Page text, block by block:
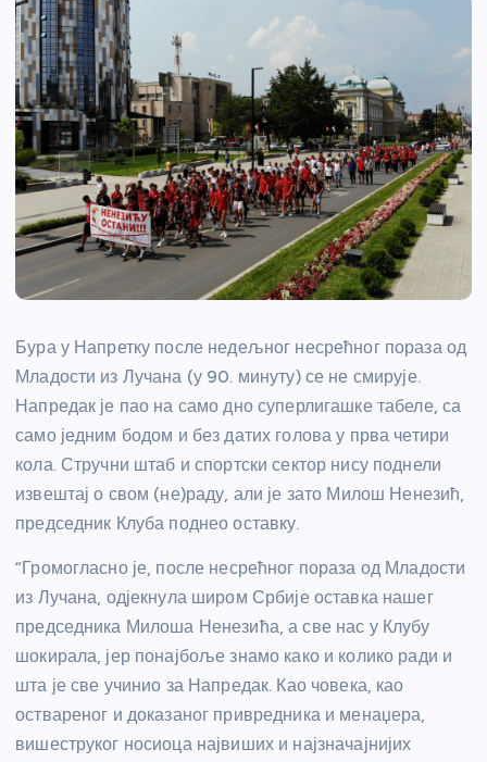
Бура у Напретку после недељног несрећног пораза од
Младости из Лучана (у 90. минуту) се не смирује.
Напредак је пао на само дно суперлигашке табеле, са
само једним бодом и без датих голова у прва четири
кола. Стручни штаб и спортски сектор нису поднели
извештај о свом (не)раду, али је зато Милош Ненезић,
председник Клуба поднео оставку.
“Громогласно је, после несрећног пораза од Младости
из Лучана, одјекнула широм Србије оставка нашег
председника Милоша Ненезића, а све нас у Клубу
шокирала, јер понајбоље знамо како и колико ради и
шта је све учинио за Напредак. Као човека, као
оствареног и доказаног привредника и менаџера,
вишеструког носиоца највиших и најзначајнијих